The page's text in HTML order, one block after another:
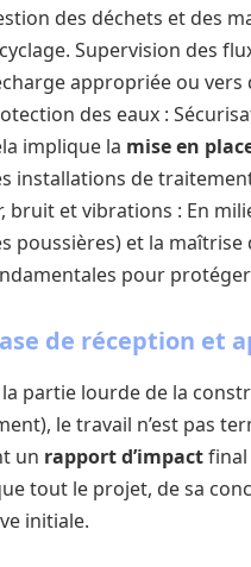
des déchets et des
Supervision des
appropriée ou
des eaux :
implique la mise en
installations de
bruit et vibrations : En
poussières) et la
pour
de réception et
partie lourde de la
le travail n’est pas
un rapport d’impact
tout le projet, de sa
initiale.